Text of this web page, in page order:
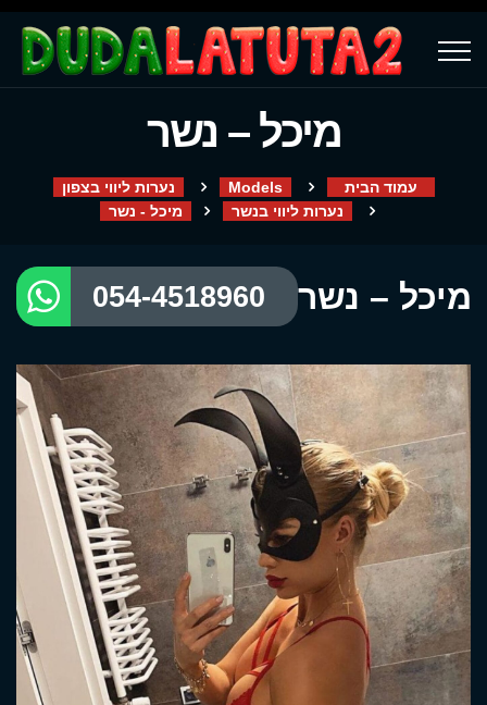
מיכל – נשר
עמוד הבית Models
נערות ליווי בצפון
נערות ליווי בנשר
מיכל - נשר
מיכל – נשר 054-4518960